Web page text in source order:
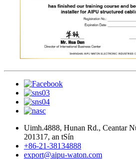
Uimh.4888, Hunan Rd., Ceantar
201317, an tSín
+86-21-38134888
export@aipu-waton.com